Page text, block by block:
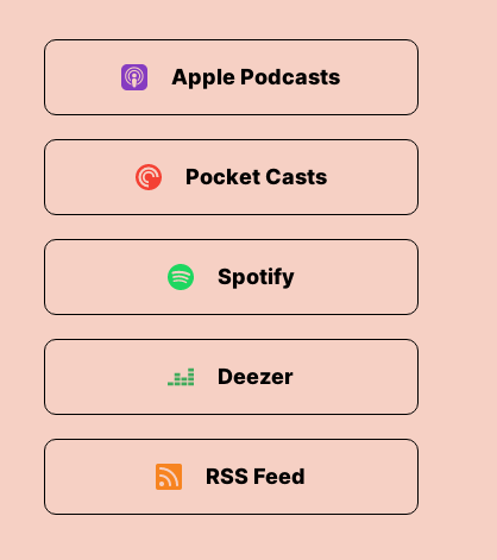
Apple Podcasts
Pocket Casts
Spotify
Deezer
RSS Feed